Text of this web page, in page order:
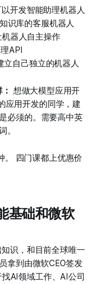
开发智能助理机器人
识库的客服机器人
器人自主操作
API
自己独立的机器人
想做大模型应用开
应用开发的同学，建
必须的。需要高中英
。
。 四门课都上优惠价
基础和微软
识，和目前全球唯一
拿到由微软CEO签发
AI领域工作、AI公司